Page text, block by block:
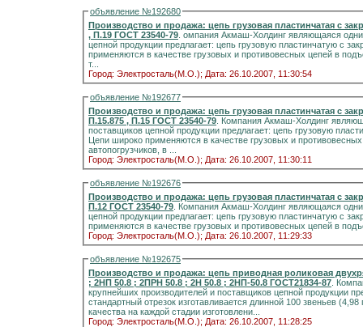
объявление №192680
Производство и продажа: цепь грузовая пластинчатая с закрытыми валиками П-19,05
, П.19 ГОСТ 23540-79 . омпания Акмаш-Холдинг являющаяся
цепной продукции предлагает: цепь грузовую пластинчатую с
применяются в качестве грузовых и противовесных цепей в
т...
Город: Электросталь(М.О.); Дата: 26.10.2007, 11:30:54
объявление №192677
Производство и продажа: цепь грузовая пластинчатая с закрытыми валиками П-
П.15.875 , П.15 ГОСТ 23540-79 . Компания Акмаш-Холдинг
поставщиков цепной продукции предлагает: цепь грузовую
Цепи широко применяются в качестве грузовых и
автопогрузчиков, в ...
Город: Электросталь(М.О.); Дата: 26.10.2007, 11:30:11
объявление №192676
Производство и продажа: цепь грузовая пластинчатая с закрытыми валиками П-
П.12 ГОСТ 23540-79
цепной продукции предлагает: цепь грузовую пластинчатую с
применяются в качестве грузовых и противовесных цепей в
Город: Электросталь(М.О.); Дата: 26.10.2007, 11:29:33
объявление №192675
Производство и продажа: цепь приводная роликовая
; 2НП 50.8 ; 2ПРН 50.8 ; 2Н 50.8 ; 2НП-50.8 ГОСТ21834-87 .
крупнейших производителей и поставщиков цепной продукции
стандартный отрезок изготавливается длинной 100 звеньев
качества на каждой стадии изготовлени...
Город: Электросталь(М.О.); Дата: 26.10.2007, 11:28:25